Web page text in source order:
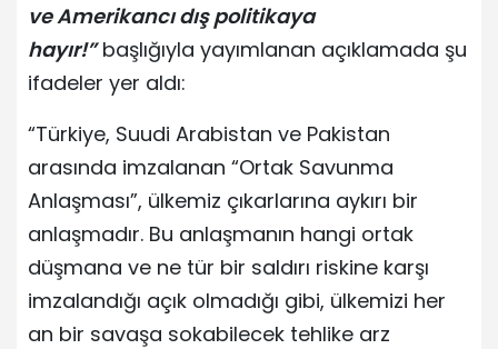
ve Amerikancı dış politikaya
hayır!”başlığıyla yayımlanan açıklamada şu
ifadeler yer aldı:
“Türkiye, Suudi Arabistan ve Pakistan
arasında imzalanan “Ortak Savunma
Anlaşması”, ülkemiz çıkarlarına aykırı bir
anlaşmadır. Bu anlaşmanın hangi ortak
düşmana ve ne tür bir saldırı riskine karşı
imzalandığı açık olmadığı gibi, ülkemizi her
an bir savaşa sokabilecek tehlike arz